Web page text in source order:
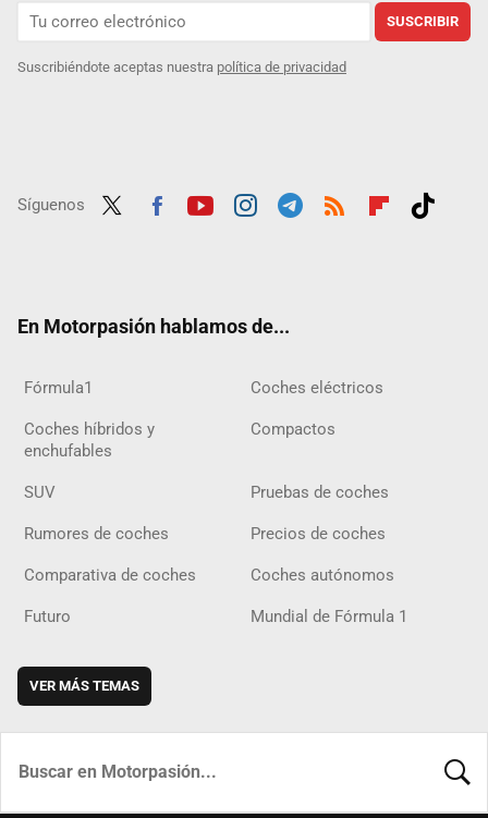
SUSCRIBIR
Suscribiéndote aceptas nuestra política de privacidad
Síguenos
En Motorpasión hablamos de...
Fórmula1 Coches eléctricos
Coches híbridos y
enchufables
Compactos
SUV Pruebas de coches
Rumores de coches Precios de coches
Comparativa de coches Coches autónomos
Futuro Mundial de Fórmula 1
VER MÁS TEMAS